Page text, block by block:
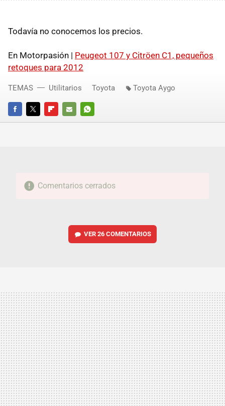
Todavía no conocemos los precios.
En Motorpasión | Peugeot 107 y Citröen C1, pequeños
retoques para 2012
FACEBOOKTWITTERFLIPBOARD
E-
WHATSAPP
TEMAS Utilitarios Toyota Toyota Aygo
Comentarios cerrados
VER 26 COMENTARIOS